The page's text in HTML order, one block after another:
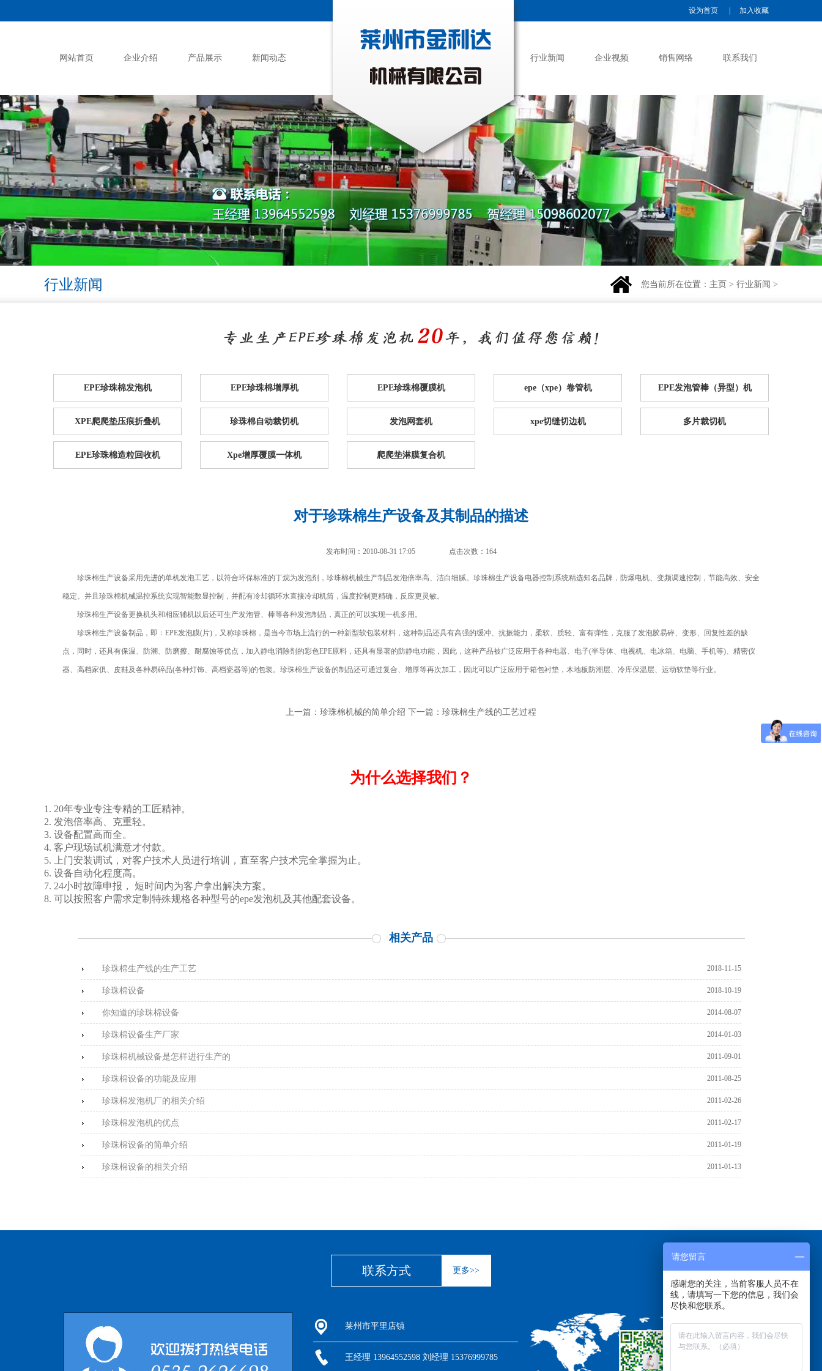
设为首页 加入收藏
网站首页 企业介绍 产品展示 新闻动态 行业新闻 企业视频 销售网络 联系我们
行业新闻 您当前所在位置： 主页 > 行业新闻 >
EPE珍珠棉发泡机 EPE珍珠棉增厚机 EPE珍珠棉覆膜机 epe（xpe）卷管机 EPE发泡管棒（异型）机
XPE爬爬垫压痕折叠机 珍珠棉自动裁切机 发泡网套机 xpe切缝切边机 多片裁切机
EPE珍珠棉造粒回收机 Xpe增厚覆膜一体机 爬爬垫淋膜复合机
对于珍珠棉生产设备及其制品的描述
发布时间：2010-08-31 17:05 点击次数：164
珍珠棉生产设备采用先进的单机发泡工艺，以符合环保标准的丁烷为发泡剂，珍珠棉机械生产制品发泡倍率高、洁白细腻。珍珠棉生产设备电器控制系统精选知名品牌，防爆电机、变频调速控制，节能高效、安全
稳定。并且珍珠棉机械温控系统实现智能数显控制，并配有冷却循环水直接冷却机筒，温度控制更精确，反应更灵敏。
珍珠棉生产设备更换机头和相应辅机以后还可生产发泡管、棒等各种发泡制品，真正的可以实现一机多用。
珍珠棉生产设备制品，即：EPE发泡膜(片)，又称珍珠棉，是当今市场上流行的一种新型软包装材料，这种制品还具有高强的缓冲、抗振能力，柔软、质轻、富有弹性，克服了发泡胶易碎、变形、回复性差的缺
点，同时，还具有保温、防潮、防磨擦、耐腐蚀等优点，加入静电消除剂的彩色EPE原料，还具有显著的防静电功能，因此，这种产品被广泛应用于各种电器、电子(半导体、电视机、电冰箱、电脑、手机等)、精密仪
器、高档家俱、皮鞋及各种易碎品(各种灯饰、高档瓷器等)的包装。珍珠棉生产设备的制品还可通过复合、增厚等再次加工，因此可以广泛应用于箱包衬垫，木地板防潮层、冷库保温层、运动软垫等行业。
上一篇： 珍珠棉机械的简单介绍 下一篇： 珍珠棉生产线的工艺过程
为什么选择我们？
1. 20年专业专注专精的工匠精神。
2. 发泡倍率高、克重轻。
3. 设备配置高而全。
4. 客户现场试机满意才付款。
5. 上门安装调试，对客户技术人员进行培训，直至客户技术完全掌握为止。
6. 设备自动化程度高。
7. 24小时故障申报， 短时间内为客户拿出解决方案。
8. 可以按照客户需求定制特殊规格各种型号的epe发泡机及其他配套设备。
相关产品
2018-11-15
珍珠棉生产线的生产工艺
2018-10-19
珍珠棉设备
2014-08-07
你知道的珍珠棉设备
2014-01-03
珍珠棉设备生产厂家
2011-09-01
珍珠棉机械设备是怎样进行生产的
2011-08-25
珍珠棉设备的功能及应用
2011-02-26
珍珠棉发泡机厂的相关介绍
2011-02-17
珍珠棉发泡机的优点
2011-01-19
珍珠棉设备的简单介绍
2011-01-13
珍珠棉设备的相关介绍
联系方式 更多>>
莱州市平里店镇
王经理 13964552598 刘经理 15376999785
请您留言
感谢您的关注，当前客服人员不在
线，请填写一下您的信息，我们会
尽快和您联系。